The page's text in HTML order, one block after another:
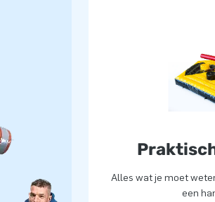
genieten. Ons team van designers,
unieke opblaasattracties op grootse
onze professionele service en levering
Alles wat je moet
een